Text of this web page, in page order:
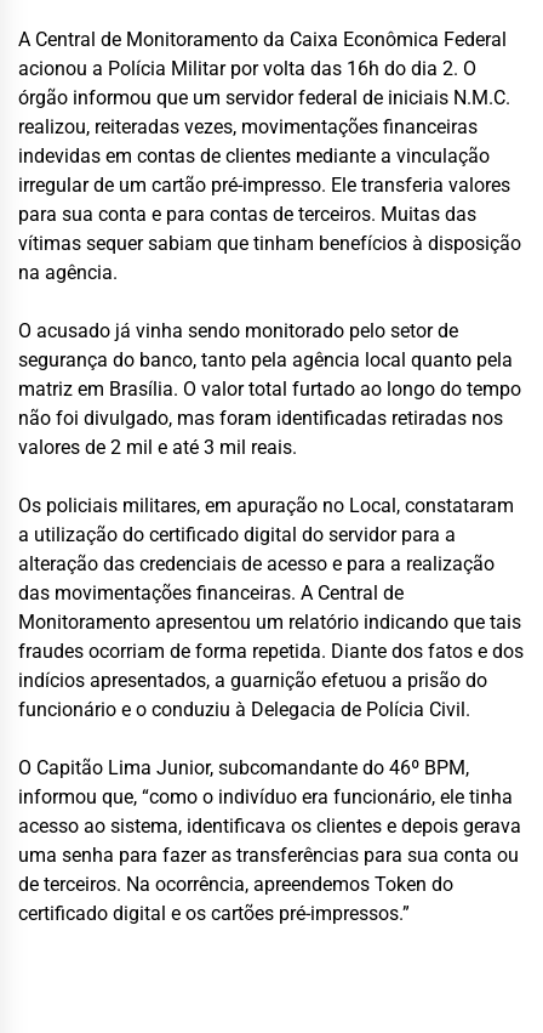
A Central de Monitoramento da Caixa Econômica Federal
acionou a Polícia Militar por volta das 16h do dia 2. O
órgão informou que um servidor federal de iniciais N.M.C.
realizou, reiteradas vezes, movimentações financeiras
indevidas em contas de clientes mediante a vinculação
irregular de um cartão pré-impresso. Ele transferia valores
para sua conta e para contas de terceiros. Muitas das
vítimas sequer sabiam que tinham benefícios à disposição
na agência.
O acusado já vinha sendo monitorado pelo setor de
segurança do banco, tanto pela agência local quanto pela
matriz em Brasília. O valor total furtado ao longo do tempo
não foi divulgado, mas foram identificadas retiradas nos
valores de 2 mil e até 3 mil reais.
Os policiais militares, em apuração no Local, constataram
a utilização do certificado digital do servidor para a
alteração das credenciais de acesso e para a realização
das movimentações financeiras. A Central de
Monitoramento apresentou um relatório indicando que tais
fraudes ocorriam de forma repetida. Diante dos fatos e dos
indícios apresentados, a guarnição efetuou a prisão do
funcionário e o conduziu à Delegacia de Polícia Civil.
O Capitão Lima Junior, subcomandante do 46º BPM,
informou que, “como o indivíduo era funcionário, ele tinha
acesso ao sistema, identificava os clientes e depois gerava
uma senha para fazer as transferências para sua conta ou
de terceiros. Na ocorrência, apreendemos Token do
certificado digital e os cartões pré-impressos.”